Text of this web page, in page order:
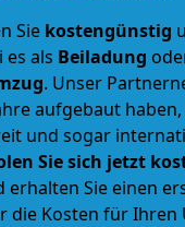
Sie kostengünstig
es als Beiladung
. Unser
aufgebaut
und sogar
Sie sich jetzt
erhalten Sie einen
die Kosten für Ihren